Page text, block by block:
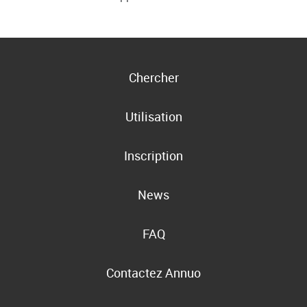
Chercher
Utilisation
Inscription
News
FAQ
Contactez Annuo